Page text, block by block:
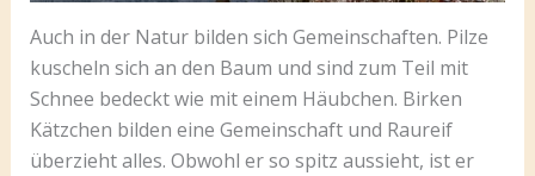
Auch in der Natur bilden sich Gemeinschaften. Pilze
kuscheln sich an den Baum und sind zum Teil mit
Schnee bedeckt wie mit einem Häubchen. Birken
Kätzchen bilden eine Gemeinschaft und Raureif
überzieht alles. Obwohl er so spitz aussieht, ist er